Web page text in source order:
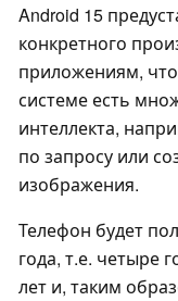
Android 15
конкретного
приложениям,
системе есть
интеллекта,
по запросу или
изображения.
Телефон будет
года, т.е. четыре
лет и, таким